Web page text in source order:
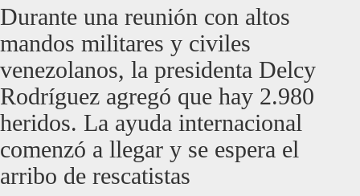
Durante una reunión con altos
mandos militares y civiles
venezolanos, la presidenta Delcy
Rodríguez agregó que hay 2.980
heridos. La ayuda internacional
comenzó a llegar y se espera el
arribo de rescatistas